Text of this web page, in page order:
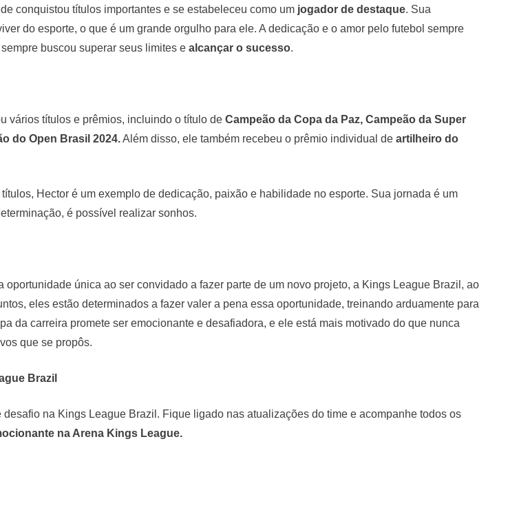
conquistou títulos importantes e se estabeleceu como um jogador de destaque. Sua
do esporte, o que é um grande orgulho para ele. A dedicação e o amor pelo futebol sempre
buscou superar seus limites e alcançar o sucesso.
vários títulos e prêmios, incluindo o título de Campeão da Copa da Paz, Campeão da Super
do Open Brasil 2024.Além disso, ele também recebeu o prêmio individual de artilheiro do
Hector é um exemplo de dedicação, paixão e habilidade no esporte. Sua jornada é um
é possível realizar sonhos.
oportunidade única ao ser convidado a fazer parte de um novo projeto, a Kings League Brazil, ao
eles estão determinados a fazer valer a pena essa oportunidade, treinando arduamente para
da carreira promete ser emocionante e desafiadora, e ele está mais motivado do que nunca
que se propôs.
Brazil
na Kings League Brazil. Fique ligado nas atualizações do time e acompanhe todos os
na Arena Kings League.